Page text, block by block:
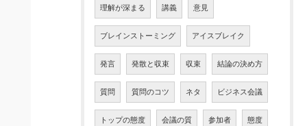
理解が深まる 講義 意見
ブレインストーミング アイスブレイク
発言 発散と収束 収束 結論の決め方
質問 質問のコツ ネタ ビジネス会議
トップの態度 会議の質 参加者 態度